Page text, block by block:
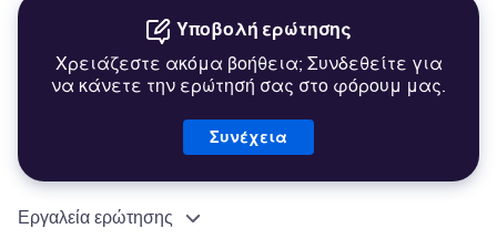
Υποβολή ερώτησης
Χρειάζεστε ακόμα βοήθεια; Συνδεθείτε για
να κάνετε την ερώτησή σας στο φόρουμ μας.
Συνέχεια
Εργαλεία ερώτησης